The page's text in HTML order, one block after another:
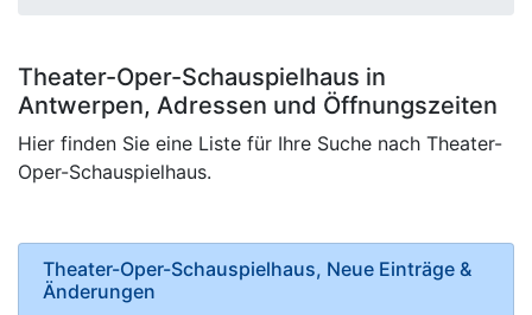
Theater-Oper-Schauspielhaus in
Antwerpen, Adressen und Öffnungszeiten
Hier finden Sie eine Liste für Ihre Suche nach Theater-
Oper-Schauspielhaus.
Theater-Oper-Schauspielhaus, Neue Einträge &
Änderungen